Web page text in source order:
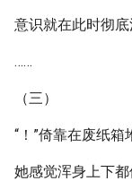
意识就在此时彻底
……
（三）
“！”倚靠在废纸箱
她感觉浑身上下